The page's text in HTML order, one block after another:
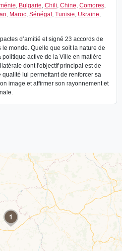
, Bulgarie, Chili, Chine, Comores,
, Maroc, Sénégal , Tunisie, Ukraine,
d’amitié et signé 23 accords de
monde. Quelle que soit la nature de
active de la Ville en matière
dont l'objectif principal est de
lui permettant de renforcer sa
image et affirmer son rayonnement et